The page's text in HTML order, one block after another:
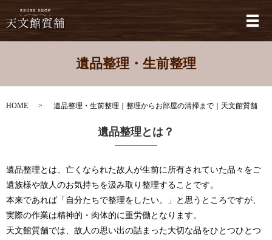
メ
遺品整理・生前整理
HOME 遺品整理・生前整理｜整理からお部屋の清掃まで｜天文館質舗
遺品整理とは？
遺品整理とは、亡くなられた故人が生前に所有されていた品々をご
遺族様や故人のお気持ちを汲み取り整理することです。
本来であれば「自分たちで整理をしたい。」と思うところですが、
実際の作業は精神的・肉体的に重労働となります。
天文館質舗では、故人の思い出の詰まった大切な品をひとつひとつ